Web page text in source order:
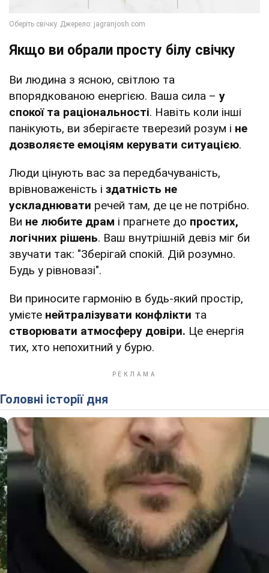
Якщо ви обрали просту білу свічку
Ви людина з ясною, світлою та
впорядкованою енергією. Ваша сила – у
спокої та раціональності. Навіть коли інші
панікують, ви зберігаєте тверезий розум і не
дозволяєте емоціям керувати ситуацією.
Люди цінують вас за передбачуваність,
врівноваженість і здатність не
ускладнювати речей там, де це не потрібно.
Ви не любите драм і прагнете до простих,
логічних рішень. Ваш внутрішній девіз міг би
звучати так: "Зберігай спокій. Дій розумно.
Будь у рівновазі".
Ви приносите гармонію в будь-який простір,
умієте нейтралізувати конфлікти та
створювати атмосферу довіри. Це енергія
тих, хто непохитний у бурю.
Головні історії дня